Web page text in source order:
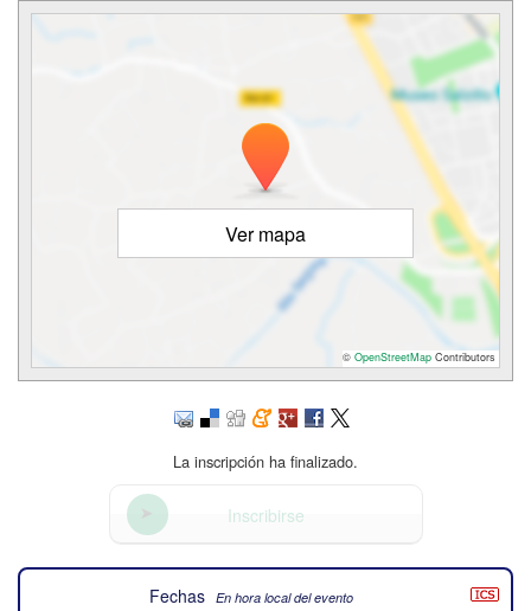
Ver mapa
© OpenStreetMap Contributors
La inscripción ha finalizado.
Inscribirse
Fechas En hora local del evento